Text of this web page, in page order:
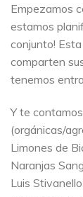
Empezamos
estamos
conjunto!
comparten
tenemos
Y te
(orgánicas/
Limones de
Naranjas
Luis